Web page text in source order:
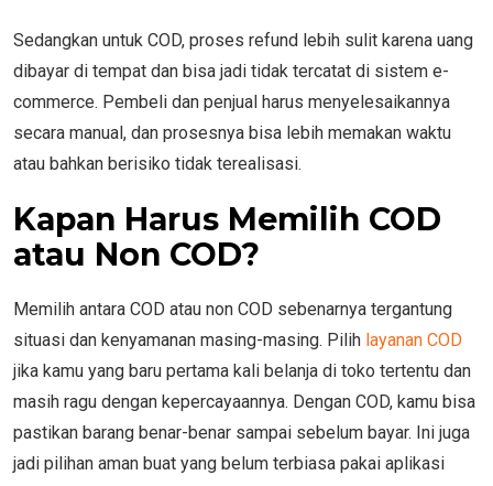
Sedangkan untuk COD, proses refund lebih sulit karena uang
dibayar di tempat dan bisa jadi tidak tercatat di sistem e-
commerce. Pembeli dan penjual harus menyelesaikannya
secara manual, dan prosesnya bisa lebih memakan waktu
atau bahkan berisiko tidak terealisasi.
Kapan Harus Memilih COD
atau Non COD?
Memilih antara COD atau non COD sebenarnya tergantung
situasi dan kenyamanan masing-masing. Pilih layanan COD
jika kamu yang baru pertama kali belanja di toko tertentu dan
masih ragu dengan kepercayaannya. Dengan COD, kamu bisa
pastikan barang benar-benar sampai sebelum bayar. Ini juga
jadi pilihan aman buat yang belum terbiasa pakai aplikasi